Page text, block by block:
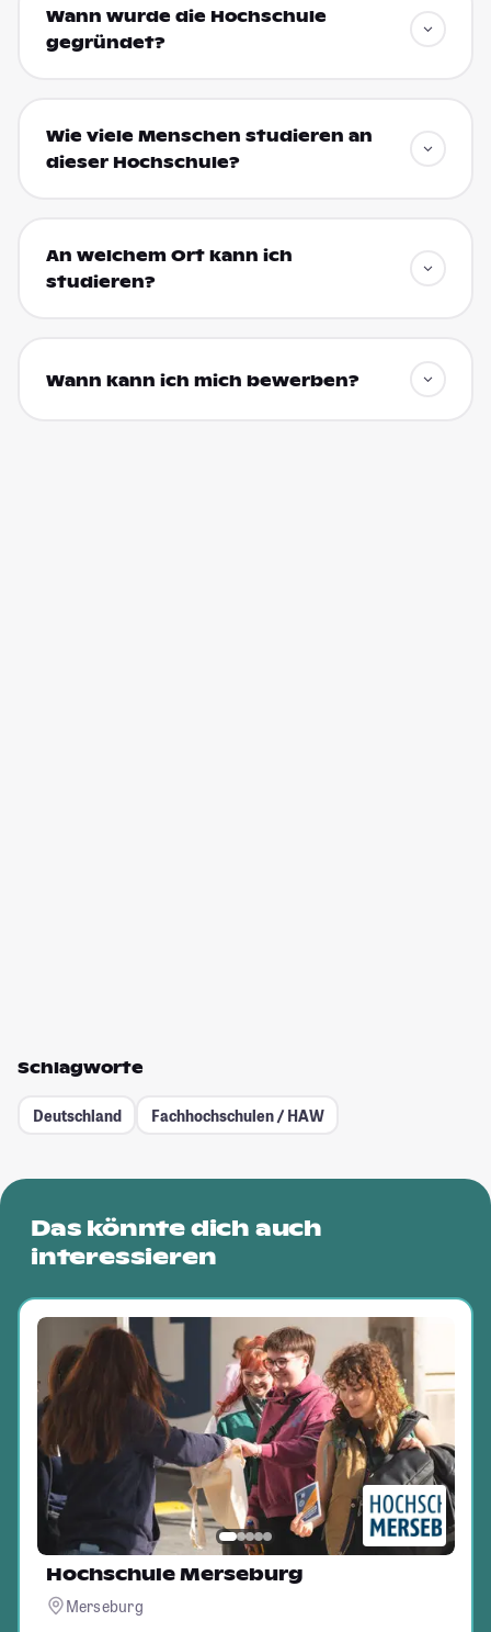
Wann wurde die Hochschule
gegründet?
Wie viele Menschen studieren an
dieser Hochschule?
An welchem Ort kann ich
studieren?
Wann kann ich mich bewerben?
Schlagworte
Deutschland Fachhochschulen / HAW
Das könnte dich auch
interessieren
Hochschule Merseburg
Merseburg